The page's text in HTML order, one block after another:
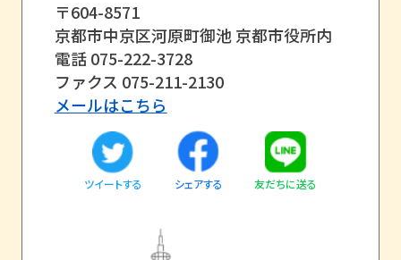
〒604-8571
京都市中京区河原町御池 京都市役所内
電話 075-222-3728
ファクス 075-211-2130
メールはこちら
ツイートする シェアする 友だちに送る